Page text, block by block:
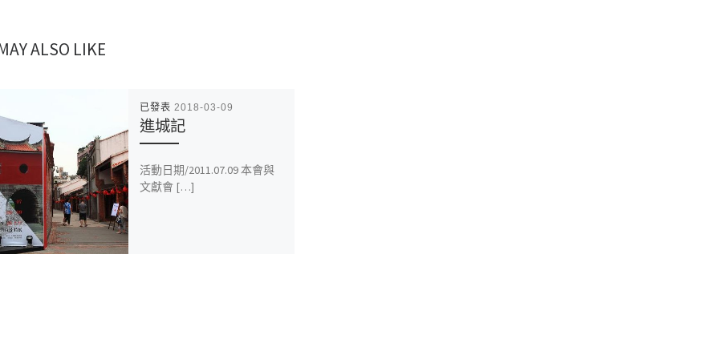
ALSO LIKE
已發表2018-03-09
進城記
活動日期/2011.07.09 本會與
文獻會 […]